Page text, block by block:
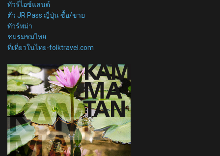
ทัวร์ไอซ์แลนด์
ตั๋ว JR Pass ญี่ปุ่น ซื้อ/ขาย
ทัวร์พม่า
ชมรมชมไทย
ที่เที่ยวในไทย-folktravel.com